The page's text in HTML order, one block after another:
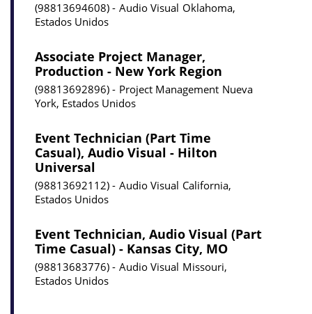
98813694608 Audio Visual Oklahoma,
Estados Unidos
Associate Project Manager,
Production - New York Region
98813692896 Project Management Nueva
York, Estados Unidos
Event Technician (Part Time
Casual), Audio Visual - Hilton
Universal
98813692112 Audio Visual California,
Estados Unidos
Event Technician, Audio Visual (Part
Time Casual) - Kansas City, MO
98813683776 Audio Visual Missouri,
Estados Unidos